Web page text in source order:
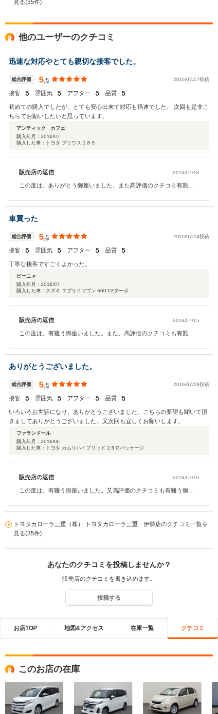
見る(35件)
他のユーザーのクチコミ
迅速な対応やとても親切な接客でした。
総合評価 5点 2016/07/17投稿
接客 : 5 雰囲気 : 5 アフター : 5 品質 : 5
初めての購入でしたが、とても安心出来て対応も迅速でした。 次回も是非こ
ちらでお願いしたいと思っています。
アンティック カフェ
購入年月： 2016/07
購入した車：トヨタ プリウス 1.8 S
販売店の返信 2016/07/18
この度は、ありがとう御座いました。また高評価のクチコミ有難う
ローラ三重（株）伊勢店 石川 晶彦
車買った
総合評価 5点 2016/07/14投稿
接客 : 5 雰囲気 : 5 アフター : 5 品質 : 5
丁寧な接客ですごくよかった。
ビーニャ
購入年月： 2016/07
購入した車：スズキ エブリイワゴン 660 PZターボ
販売店の返信 2016/07/15
この度は、有難う御座いました。また、高評価のクチコミも有難う
（株）伊勢店 石川晶彦
ありがとうございました。
総合評価 5点 2016/07/09投稿
接客 : 5 雰囲気 : 5 アフター : 5 品質 : 5
いろいろお世話になり、ありがとうございました。こちらの要望も聞いて頂
きましてありがとうございました。又次回も宜しくお願いします。
ファランドール
購入年月： 2016/06
購入した車：トヨタ カムリハイブリッド 2.5 Gパッケージ
販売店の返信 2016/07/10
この度は、有難う御座いました。又高評価のクチコミも有難う御座
トヨタカローラ三重（株） トヨタカローラ三重 伊勢店のクチコミ一覧を
見る(35件)
あなたのクチコミを投稿しませんか？
販売店のクチコミを書き込めます。
投稿する
お店TOP 地図&アクセス 在庫一覧 クチコミ
このお店の在庫